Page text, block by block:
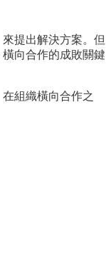
提出解決方案。但
向合作的成敗關鍵
組織橫向合作之